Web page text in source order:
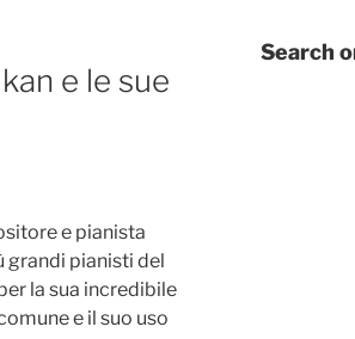
e le sue
e pianista
grandi pianisti del
la sua incredibile
e il suo uso
Search